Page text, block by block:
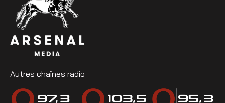
Autres chaînes radio